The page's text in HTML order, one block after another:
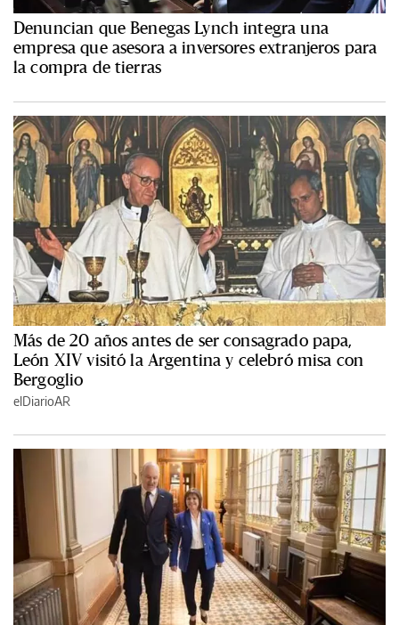
Denuncian que Benegas Lynch integra una
empresa que asesora a inversores extranjeros para
la compra de tierras
Más de 20 años antes de ser consagrado papa,
León XIV visitó la Argentina y celebró misa con
Bergoglio
elDiarioAR